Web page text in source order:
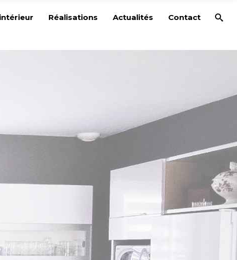
Réalisations Actualités Contact